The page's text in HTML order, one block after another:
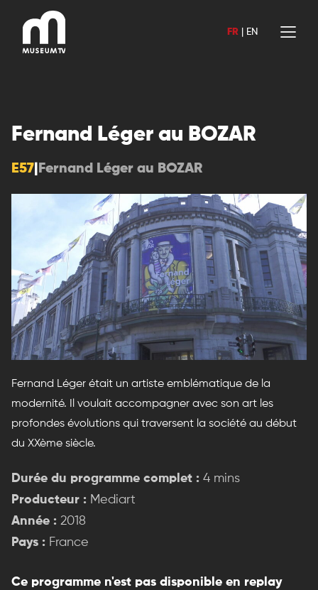
contenu
FR EN
Fernand Léger au BOZAR
E57 Fernand Léger au BOZAR
Fernand Léger était un artiste emblématique de la
modernité. Il voulait accompagner avec son art les
profondes évolutions qui traversent la société au début
du XXème siècle.
Durée du programme complet : 4 mins
Producteur : Mediart
Année : 2018
Pays : France
Ce programme n'est pas disponible en replay